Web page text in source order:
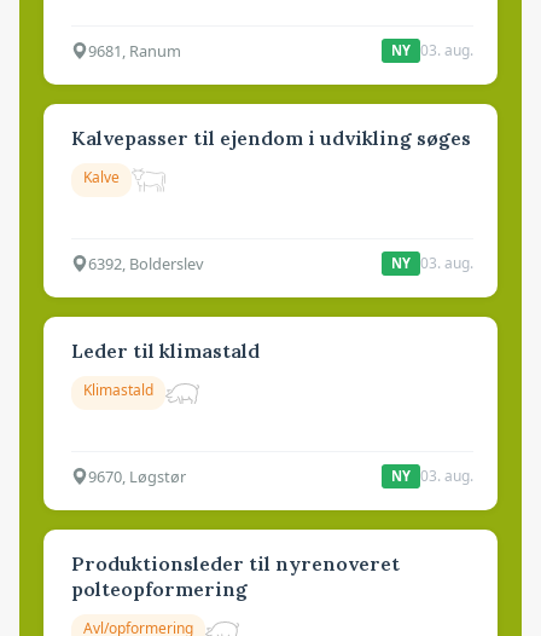
9681, Ranum NY 03. aug.
Kalvepasser til ejendom i udvikling søges
Kalve
6392, Bolderslev NY 03. aug.
Leder til klimastald
Klimastald
9670, Løgstør NY 03. aug.
Produktionsleder til nyrenoveret
polteopformering
Avl/opformering